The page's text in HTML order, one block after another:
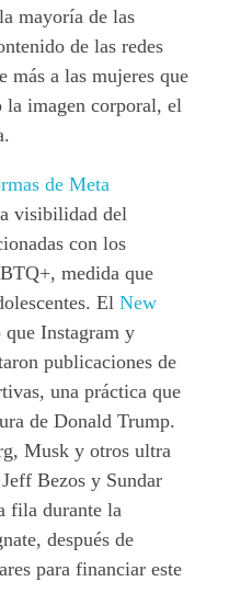
mayoría de las
de las redes
más a las mujeres que
la imagen corporal, el
de Meta
visibilidad del
con los
medida que
ElNew
Instagram y
publicaciones de
una práctica que
de Donald Trump.
Musk y otros ultra
Bezos y Sundar
fila durante la
después de
para financiar este